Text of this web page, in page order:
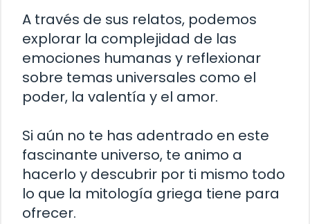
A través de sus relatos, podemos
explorar la complejidad de las
emociones humanas y reflexionar
sobre temas universales como el
poder, la valentía y el amor.
Si aún no te has adentrado en este
fascinante universo, te animo a
hacerlo y descubrir por ti mismo todo
lo que la mitología griega tiene para
ofrecer.